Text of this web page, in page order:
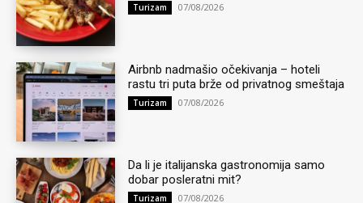
Turizam 07/08/2026
Airbnb nadmašio očekivanja – hoteli
rastu tri puta brže od privatnog smeštaja
Turizam 07/08/2026
Da li je italijanska gastronomija samo
dobar posleratni mit?
Turizam 07/08/2026